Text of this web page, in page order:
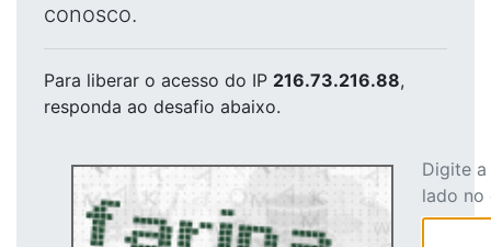
conosco.
Para liberar o acesso do IP 216.73.216.88,
responda ao desafio abaixo.
Digite
lado no